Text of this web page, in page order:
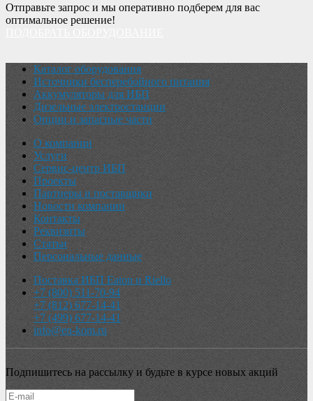
Отправьте запрос и мы оперативно подберем для вас
оптимальное решение!
Каталог оборудования
Источники бесперебойного питания
Аккумуляторы для ИБП
Дизельные электростанции
Опции и запасные части
О компании
Услуги
Сервис-центр ИБП
Проекты
Партнеры и поставщики
Новости компании
Контакты
Реквизиты
Статьи
Персональные данные
Поставка ИБП Eaton и Riello
+7 (800) 511-70-94
+7 (812) 677-14-41
+7 (499) 677-14-41
info@en-kom.ru
Подпишитесь на рассылку и будьте в курсе новых акций